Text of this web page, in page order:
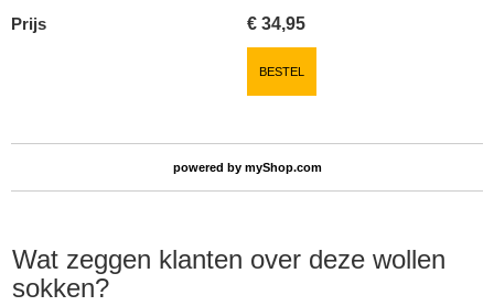
Prijs
€ 34,95
BESTEL
powered by myShop.com
Wat zeggen klanten over deze wollen
sokken?